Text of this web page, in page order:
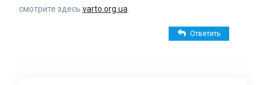
смотрите здесь varto.org.ua
Ответить